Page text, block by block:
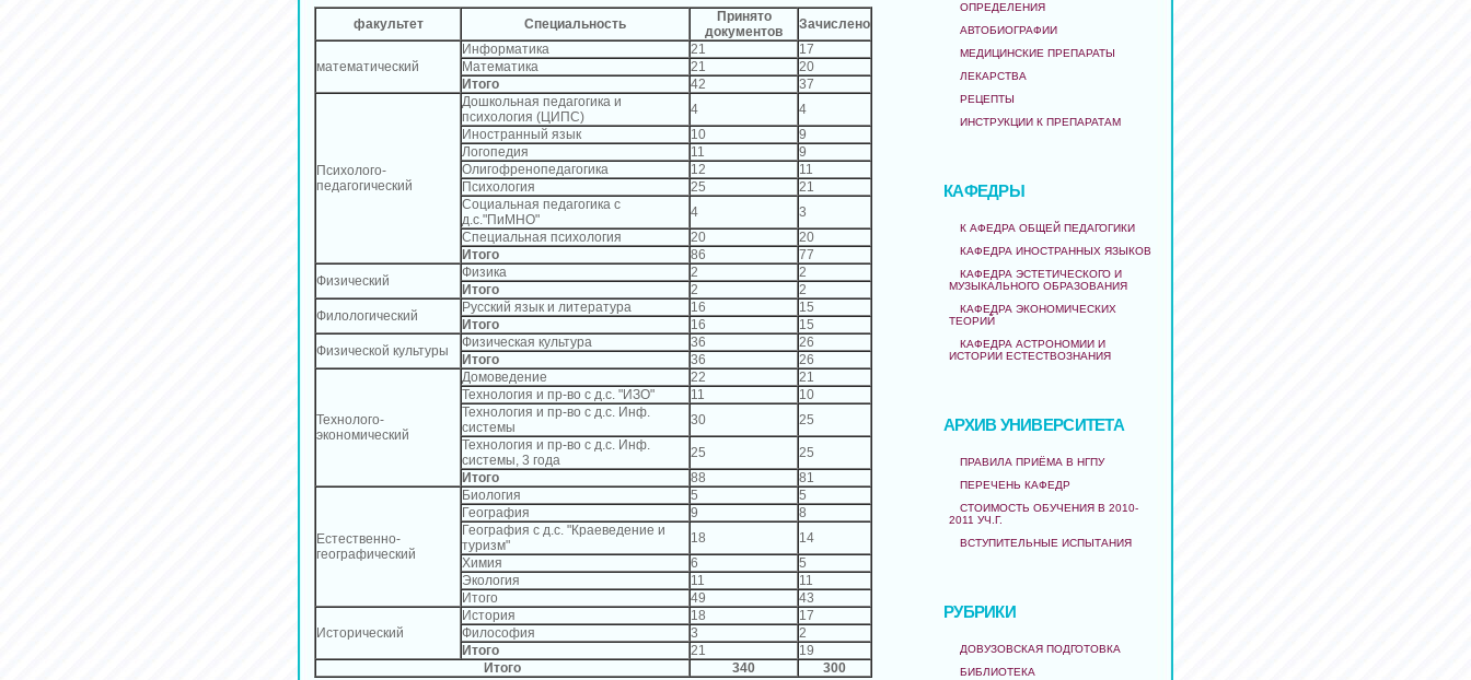
факультет Специальность
Принято
документов
Зачислено
математический
Информатика 21
17
Математика
21
20
Итого
42 37
Психолого-
педагогический
Дошкольная педагогика и
психология (ЦИПС)
4
4
Иностранный язык
10
9
Логопедия
11
9
Олигофренопедагогика
12
11
Психология
25
21
Социальная педагогика с
д.с."ПиМНО"
4
3
Специальная психология
20
20
Итого
86
77
Физический
Физика 2
2
Итого
2
2
Филологический
Русский язык и литература 16
15
Итого
16
15
Физической культуры
Физическая культура 36
26
Итого
36 26
Технолого-
экономический
Домоведение 22
21
Технология и пр-во с д.с. "ИЗО"
11
10
Технология и пр-во с д.с. Инф.
системы
30
25
Технология и пр-во с д.с. Инф.
системы, 3 года
25
25
Итого
88 81
Естественно-
географический
Биология 5
5
География
9
8
География с д.с. "Краеведение и
туризм"
18
14
Химия
6
5
Экология
11
11
Итого
49 43
Исторический
История 18
17
Философия
3
2
Итого
21
19
Итого
340 300
ОПРЕДЕЛЕНИЯ
АВТОБИОГРАФИИ
МЕДИЦИНСКИЕ ПРЕПАРАТЫ
ЛЕКАРСТВА
РЕЦЕПТЫ
ИНСТРУКЦИИ К ПРЕПАРАТАМ
КАФЕДРЫ
К АФЕДРА ОБЩЕЙ ПЕДАГОГИКИ
КАФЕДРА ИНОСТРАННЫХ ЯЗЫКОВ
КАФЕДРА ЭСТЕТИЧЕСКОГО И
МУЗЫКАЛЬНОГО ОБРАЗОВАНИЯ
КАФЕДРА ЭКОНОМИЧЕСКИХ
ТЕОРИЙ
КАФЕДРА АСТРОНОМИИ И
ИСТОРИИ ЕСТЕСТВОЗНАНИЯ
АРХИВ УНИВЕРСИТЕТА
ПРАВИЛА ПРИЁМА В НГПУ
ПЕРЕЧЕНЬ КАФЕДР
СТОИМОСТЬ ОБУЧЕНИЯ В 2010-
2011 УЧ.Г.
ВСТУПИТЕЛЬНЫЕ ИСПЫТАНИЯ
РУБРИКИ
ДОВУЗОВСКАЯ ПОДГОТОВКА
БИБЛИОТЕКА